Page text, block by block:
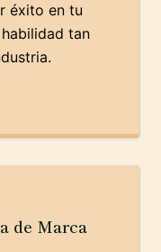
éxito en tu
tan
de Marca